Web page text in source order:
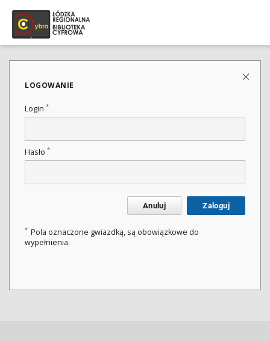
LOGOWANIE
Login *
Hasło *
Anuluj Zaloguj
* Pola oznaczone gwiazdką, są obowiązkowe do
wypełnienia.